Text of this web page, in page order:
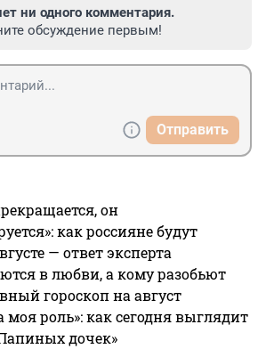
ни одного комментария.
обсуждение первым!
Отправить
он
как россияне будут
— ответ эксперта
в любви, а кому разобьют
гороскоп на август
моя роль»: как сегодня выглядит
дочек»